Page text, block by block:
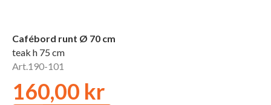
Cafébord runt Ø 70 cm
teak h 75 cm
Art.190-101
160,00 kr